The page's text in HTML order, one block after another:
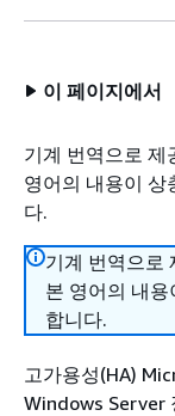
이 페이지에서
기계 번역으로 제
영어의 내용이 상
다.
기계 번역으로
본 영어의 내
합니다.
고가용성(HA)
Windows Server